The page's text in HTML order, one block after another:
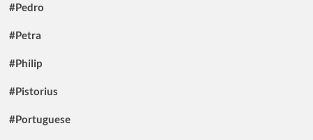
#Pedro
#Petra
#Philip
#Pistorius
#Portuguese